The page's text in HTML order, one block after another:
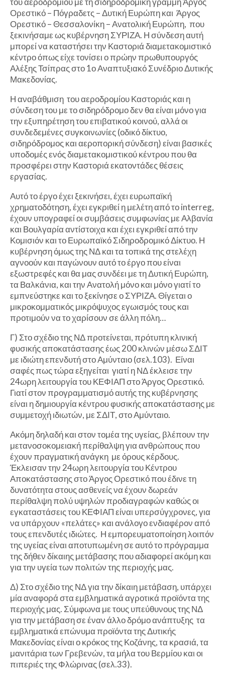
Ορεστικό – Πόγραδετς – Δυτική Ευρώπη και Άργος
Ορεστικό – Θεσσαλονίκη – Ανατολική Ευρώπη, που
ξεκινήσαμε ως κυβέρνηση ΣΥΡΙΖΑ. Η σύνδεση αυτή
μπορεί να καταστήσει την Καστοριά διαμετακομιστικό
κέντρο όπως είχε τονίσει ο πρώην πρωθυπουργός
Αλέξης Τσίπρας στο 1ο Αναπτυξιακό Συνέδριο Δυτικής
Μακεδονίας.
Η αναβάθμιση του αεροδρομίου Καστοριάς και η
σύνδεση του με το σιδηρόδρομο δεν θα είναι μόνο για
την εξυπηρέτηση του επιβατικού κοινού, αλλά οι
συνδεδεμένες συγκοινωνίες (οδικό δίκτυο,
σιδηρόδρομος και αεροπορική σύνδεση) είναι βασικές
υποδομές ενός διαμετακομιστικού κέντρου που θα
προσφέρει στην Καστοριά εκατοντάδες θέσεις
εργασίας.
Αυτό το έργο έχει ξεκινήσει, έχει ευρωπαϊκή
χρηματοδότηση, έχει εγκριθεί η μελέτη από το interreg,
έχουν υπογραφεί οι συμβάσεις συμφωνίας με Αλβανία
και Βουλγαρία αντίστοιχα και έχει εγκριθεί από την
Κομισιόν και το Ευρωπαϊκό Σιδηροδρομικό Δίκτυο. Η
κυβέρνηση όμως της ΝΔ και τα τοπικά της στελέχη
αγνοούν και παγώνουν αυτό το έργο που είναι
εξωστρεφές και θα μας συνδέει με τη Δυτική Ευρώπη,
τα Βαλκάνια, και την Ανατολή μόνο και μόνο γιατί το
εμπνεύστηκε και το ξεκίνησε ο ΣΥΡΙΖΑ. Θίγεται ο
μικροκομματικός μικρόψυχος εγωισμός τους και
προτιμούν να το χαρίσουν σε άλλη πόλη…
Γ) Στο σχέδιο της ΝΔ προτείνεται, πρότυπη κλινική
φυσικής αποκατάστασης έως 200 κλινών μέσω ΣΔΙΤ
με ιδιώτη επενδυτή στο Αμύνταιο (σελ.103). Είναι
σαφές πως τώρα εξηγείται γιατί η ΝΔ έκλεισε την
24ωρη λειτουργία του ΚΕΦΙΑΠ στο Άργος Ορεστικό.
Γιατί στον προγραμματισμό αυτής της κυβέρνησης
είναι η δημιουργία κέντρου φυσικής αποκατάστασης με
συμμετοχή ιδιωτών, με ΣΔΙΤ, στο Αμύνταιο.
Ακόμη δηλαδή και στον τομέα της υγείας, βλέπουν την
μετανοσοκομειακή περίθαλψη για ανθρώπους που
έχουν πραγματική ανάγκη με όρους κέρδους.
Έκλεισαν την 24ωρη λειτουργία του Κέντρου
Αποκατάστασης στο Άργος Ορεστικό που έδινε τη
δυνατότητα στους ασθενείς να έχουν δωρεάν
περίθαλψη πολύ υψηλών προδιαγραφών καθώς οι
εγκαταστάσεις του ΚΕΦΙΑΠ είναι υπερσύγχρονες, για
να υπάρχουν «πελάτες» και ανάλογο ενδιαφέρον από
τους επενδυτές ιδιώτες. Η εμπορευματοποίηση λοιπόν
της υγείας είναι αποτυπωμένη σε αυτό το πρόγραμμα
της δήθεν δίκαιης μετάβασης που αδιαφορεί ακόμη και
για την υγεία των πολιτών της περιοχής μας.
Δ) Στο σχέδιο της ΝΔ για την δίκαιη μετάβαση, υπάρχει
μία αναφορά στα εμβληματικά αγροτικά προϊόντα της
περιοχής μας. Σύμφωνα με τους υπεύθυνους της ΝΔ
για την μετάβαση σε έναν άλλο δρόμο ανάπτυξης τα
εμβληματικά επώνυμα προϊόντα της Δυτικής
Μακεδονίας είναι ο κρόκος της Κοζάνης, τα κρασιά, τα
μανιτάρια των Γρεβενών, τα μήλα του Βερμίου και οι
πιπεριές της Φλώρινας (σελ.33).